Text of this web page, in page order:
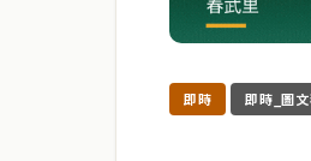
即時 即時_圖